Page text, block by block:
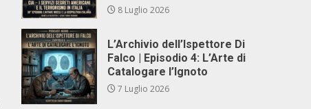
8 Luglio 2026
L’Archivio dell’Ispettore Di
Falco | Episodio 4: L’Arte di
Catalogare l’Ignoto
7 Luglio 2026